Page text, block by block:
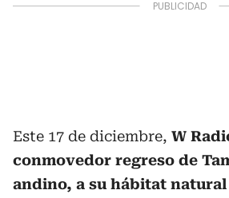
Este 17 de diciembre, W
conmovedor regreso de
andino, a su hábitat natural